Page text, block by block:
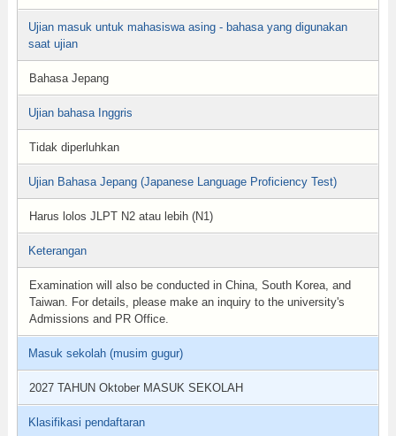
Ujian masuk untuk mahasiswa asing - bahasa yang digunakan
saat ujian
Bahasa Jepang
Ujian bahasa Inggris
Tidak diperluhkan
Ujian Bahasa Jepang (Japanese Language Proficiency Test)
Harus lolos JLPT N2 atau lebih (N1)
Keterangan
Examination will also be conducted in China, South Korea, and
Taiwan. For details, please make an inquiry to the university's
Admissions and PR Office.
Masuk sekolah (musim gugur)
2027 TAHUN Oktober MASUK SEKOLAH
Klasifikasi pendaftaran